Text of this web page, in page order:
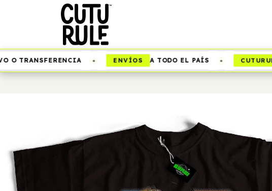
TRANSFERENCIA ENVÍOS A TODO EL PAÍS CUTURULE